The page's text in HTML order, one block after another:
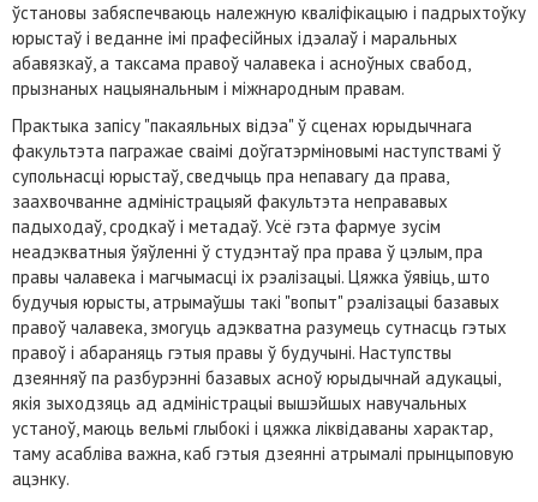
ўстановы забяспечваюць належную кваліфікацыю і падрыхтоўку
юрыстаў і веданне імі прафесійных ідэалаў і маральных
абавязкаў, а таксама правоў чалавека і асноўных свабод,
прызнаных нацыянальным і міжнародным правам.
Практыка запісу "пакаяльных відэа" ў сценах юрыдычнага
факультэта пагражае сваімі доўгатэрміновымі наступствамі ў
супольнасці юрыстаў, сведчыць пра непавагу да права,
заахвочванне адміністрацыяй факультэта неправавых
падыходаў, сродкаў і метадаў. Усё гэта фармуе зусім
неадэкватныя ўяўленні ў студэнтаў пра права ў цэлым, пра
правы чалавека і магчымасці іх рэалізацыі. Цяжка ўявіць, што
будучыя юрысты, атрымаўшы такі "вопыт" рэалізацыі базавых
правоў чалавека, змогуць адэкватна разумець сутнасць гэтых
правоў і абараняць гэтыя правы ў будучыні. Наступствы
дзеянняў па разбурэнні базавых асноў юрыдычнай адукацыі,
якія зыходзяць ад адміністрацыі вышэйшых навучальных
устаноў, маюць вельмі глыбокі і цяжка ліквідаваны характар,
таму асабліва важна, каб гэтыя дзеянні атрымалі прынцыповую
ацэнку.